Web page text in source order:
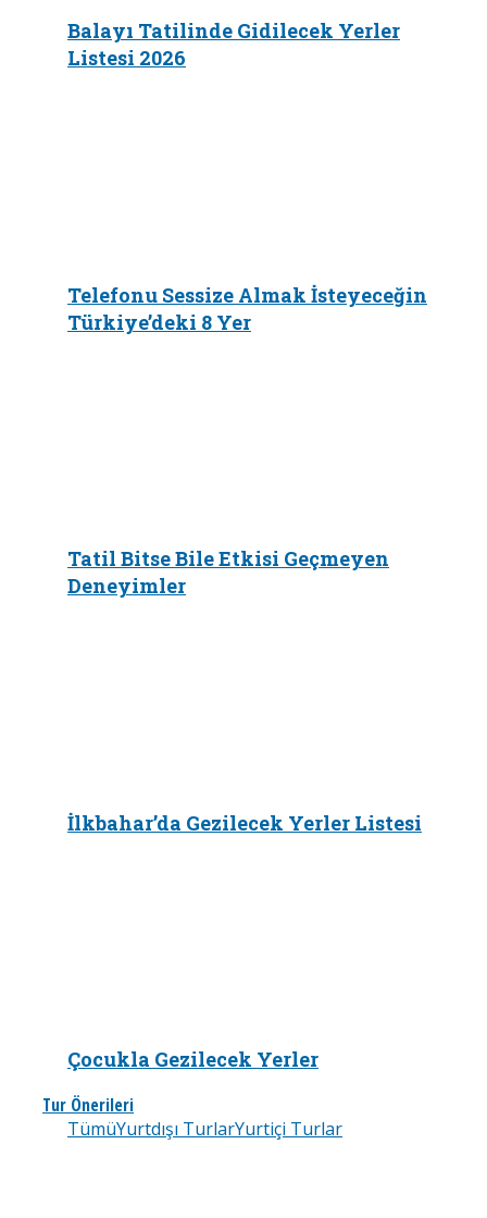
Balayı Tatilinde Gidilecek Yerler
Listesi 2026
Telefonu Sessize Almak İsteyeceğin
Türkiye’deki 8 Yer
Tatil Bitse Bile Etkisi Geçmeyen
Deneyimler
İlkbahar’da Gezilecek Yerler Listesi
Çocukla Gezilecek Yerler
Tur Önerileri
TümüYurtdışı TurlarYurtiçi Turlar